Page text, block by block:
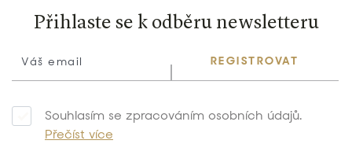
Přihlaste se k odběru newsletteru
REGISTROVAT
Souhlasím se zpracováním osobních údajů.
Přečíst více